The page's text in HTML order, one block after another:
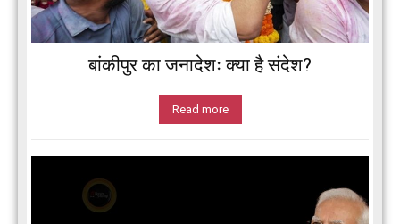
बांकीपुर का जनादेशः क्या है संदेश?
Read more